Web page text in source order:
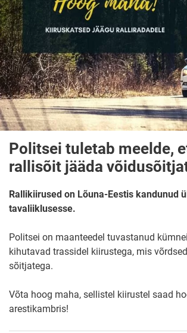
Politsei tuletab meelde,
rallisõit jääda
Rallikiirused on Lõuna-Eestis kandunud
tavaliiklusesse.
Politsei on maanteedel tuvastanud
kihutavad trassidel kiirustega, mis
sõitjatega.
Võta hoog maha, sellistel kiirustel saad
arestikambris!